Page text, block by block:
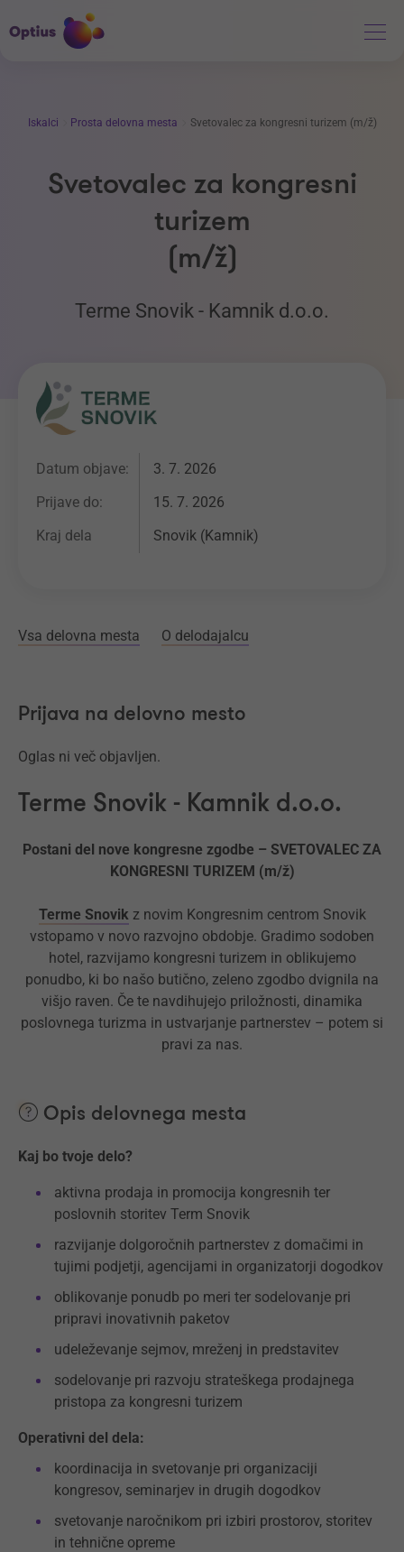
Iskalci Prosta delovna mesta Svetovalec za kongresni turizem (m/ž)
Svetovalec za kongresni
turizem
(m/ž)
Terme Snovik - Kamnik d.o.o.
Datum objave:
3. 7. 2026
Prijave do:
15. 7. 2026
Kraj dela
Snovik (Kamnik)
Vsa delovna mesta O delodajalcu
Prijava na delovno mesto
Oglas ni več objavljen.
Terme Snovik - Kamnik d.o.o.
Postani del nove kongresne zgodbe – SVETOVALEC ZA
KONGRESNI TURIZEM (m/ž)
Terme Snovikz novim Kongresnim centrom Snovik
vstopamo v novo razvojno obdobje. Gradimo sodoben
hotel, razvijamo kongresni turizem in oblikujemo
ponudbo, ki bo našo butično, zeleno zgodbo dvignila na
višjo raven. Če te navdihujejo priložnosti, dinamika
poslovnega turizma in ustvarjanje partnerstev – potem si
pravi za nas.
Opis delovnega mesta
Kaj bo tvoje delo?
aktivna prodaja in promocija kongresnih ter
poslovnih storitev Term Snovik
razvijanje dolgoročnih partnerstev z domačimi in
tujimi podjetji, agencijami in organizatorji dogodkov
oblikovanje ponudb po meri ter sodelovanje pri
pripravi inovativnih paketov
udeleževanje sejmov, mreženj in predstavitev
sodelovanje pri razvoju strateškega prodajnega
pristopa za kongresni turizem
Operativni del dela:
koordinacija in svetovanje pri organizaciji
kongresov, seminarjev in drugih dogodkov
svetovanje naročnikom pri izbiri prostorov, storitev
in tehnične opreme